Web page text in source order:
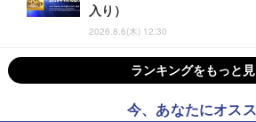
入り）
2026.8.6(木) 12:30
ランキングをもっと
今、あなたにオス